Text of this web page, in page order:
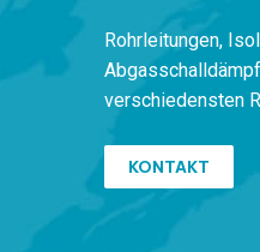
Rohrleitungen,
Ab
verschiedensten
KONTAKT